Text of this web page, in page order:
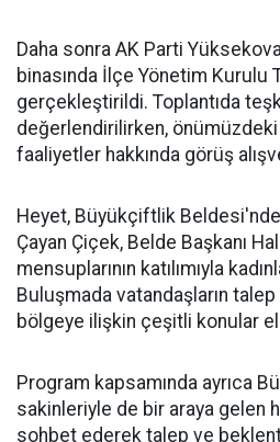
Daha sonra AK Parti
binasında İlçe Yönetim Kurulu
gerçekleştirildi. Toplantıda
değerlendirilirken,
faaliyetler hakkında görüş
Heyet, Büyükçiftlik
Çayan Çiçek, Belde Başkanı
mensuplarının katılımıyla
Buluşmada vatandaşların
bölgeye ilişkin çeşitli konular
Program kapsamında ayrıca
sakinleriyle de bir araya gelen
sohbet ederek talep ve